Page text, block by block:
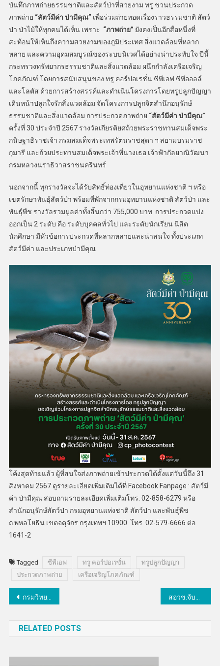
บันทึกภาพถ่ายธรรมชาติและสัตว์ป่าที่สวยงาม ทรู ชวนประกวด
ภาพถ่าย “สัตว์มีค่า ป่ามีคุณ” เพื่อร่วมถ่ายทอดเรื่องราวธรรมชาติ สัตว์
ป่า ป่าไม้ให้ทุกคนได้เห็น เพราะ “ภาพถ่าย” ยังคงเป็นอีกสื่อหนึ่งที่
สะท้อนให้เห็นถึงความสวยงามของภูมิประเทศ สิ่งแวดล้อมที่หลาก
หลาย และความอุดมสมบูรณ์ของระบบนิเวศได้อย่างน่าประทับใจ ปีนี้
กระทรวงทรัพยากรธรรมชาติและสิ่งแวดล้อม ผนึกกำลังเครือเจริญ
โภคภัณฑ์ โดยการสนับสนุนของ ทรู คอร์ปอเรชั่น ซีพีเอฟ ซีพีออลล์
และโลตัส ด้วยการสร้างสรรค์และดำเนินโครงการโดยทรูปลูกปัญญา
เดินหน้าปลูกใจรักสิ่งแวดล้อม จัดโครงการปลูกจิตสำนึกอนุรักษ์
ธรรมชาติและสิ่งแวดล้อม การประกวดภาพถ่าย “สัตว์มีค่า ป่ามีคุณ”
ครั้งที่ 30 ประจำปี 2567 รางวัลเกียรติยศถ้วยพระราชทานสมเด็จพระ
กนิษฐาธิราชเจ้า กรมสมเด็จพระเทพรัตนราชสุดา ฯ สยามบรมราช
กุมารี และถ้วยประทานสมเด็จพระเจ้าพี่นางเธอ เจ้าฟ้ากัลยาณิวัฒนา
กรมหลวงนราธิวาสราชนครินทร์
นอกจากนี้ ทุกรางวัลจะได้รับสิทธิ์ท่องเที่ยวในอุทยานแห่งชาติ ฯ หรือ
เขตรักษาพันธุ์สัตว์ป่า พร้อมที่พักจากกรมอุทยานแห่งชาติ สัตว์ป่า และ
พันธุ์พืช รางวัลรวมมูลค่าทั้งสิ้นกว่า 755,000 บาท การประกวดแบ่ง
ออกเป็น 2 ระดับ คือ ระดับบุคคลทั่วไป และระดับนักเรียน นิสิต
นักศึกษา มีหัวข้อการประกวดที่หลากหลายและน่าสนใจ ทั้งประเภท
สัตว์มีค่า และประเภทป่ามีคุณ
โค้งสุดท้ายแล้ว ผู้ที่สนใจส่งภาพถ่ายเข้าประกวดได้ตั้งแต่วันนี้ถึง 31
สิงหาคม 2567 ดูรายละเอียดเพิ่มเติมได้ที่ Facebook Fanpage : สัตว์มี
ค่า ป่ามีคุณ สอบถามรายละเอียดเพิ่มเติมโทร. 02-858-6279 หรือ
สำนักอนุรักษ์สัตว์ป่า กรมอุทยานแห่งชาติ สัตว์ป่า และพันธุ์พืช
ถ.พหลโยธิน เขตจตุจักร กรุงเทพฯ 10900 โทร. 02-579-6666 ต่อ
1641-2
Tagged ซีพีเอฟ ทรู คอร์ปอเรชั่น
ทรูปลูกปัญญา
ประกวดภาพถ่าย
เครือเจริญโภคภัณฑ์
แนะแนว
กรมวิทยาศาสตร์บริการคว้าศูนย์ข้อมูลข่าวสารราชการดีเด่นระดับชาติ ปี 2567
RELATED POSTS